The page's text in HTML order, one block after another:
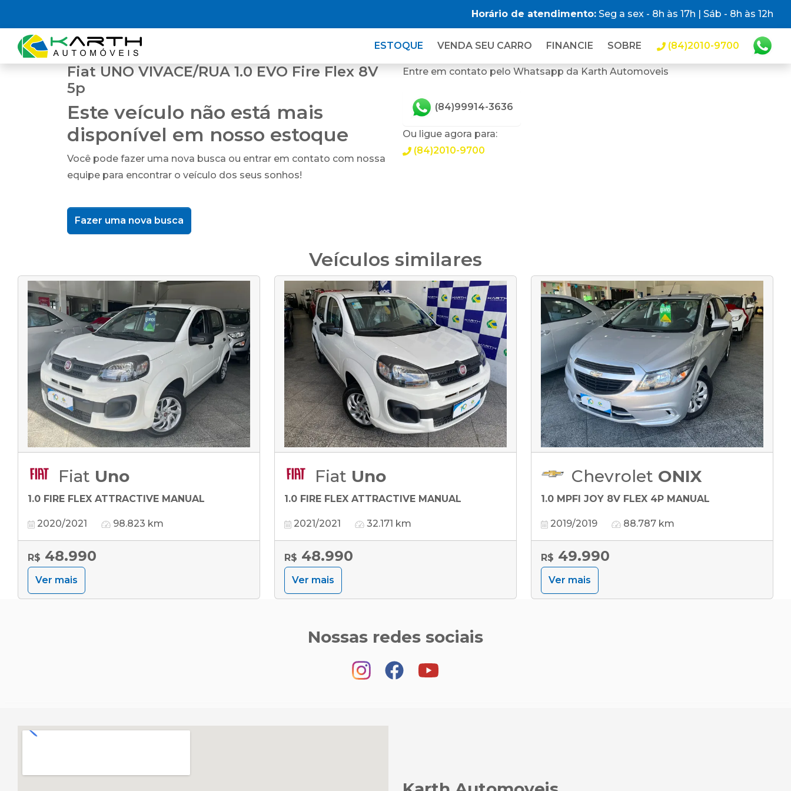
Horário de atendimento: Seg a sex - 8h às 17h | Sáb - 8h às 12h
ESTOQUE VENDA SEU CARRO FINANCIE SOBRE (84)2010-9700
Fiat UNO VIVACE/RUA 1.0 EVO Fire Flex 8V
5p
Este veículo não está mais
disponível em nosso estoque
Você pode fazer uma nova busca ou entrar em contato com nossa
equipe para encontrar o veículo dos seus sonhos!
Fazer uma nova busca
Entre em contato pelo Whatsapp da Karth Automoveis
(84)99914-3636
Ou ligue agora para:
(84)2010-9700
Veículos similares
Fiat Uno
1.0 FIRE FLEX ATTRACTIVE MANUAL
2020/2021 98.823 km
R$ 48.990
Ver mais
Fiat Uno
1.0 FIRE FLEX ATTRACTIVE MANUAL
2021/2021 32.171 km
R$ 48.990
Ver mais
Chevrolet ONIX
1.0 MPFI JOY 8V FLEX 4P MANUAL
2019/2019 88.787 km
R$ 49.990
Ver mais
Nossas redes sociais